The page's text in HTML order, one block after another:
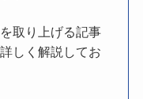
取り上げる記事
しく解説してお